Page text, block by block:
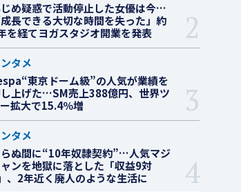
め疑惑で活動停止した女優は今…
成長できる大切な時間を失った」約
を経てヨガスタジオ開業を発表
タメ
東京ドーム級”の人気が業績を
上げた…SM売上388億円、世界ツ
拡大で15.4％増
タメ
ぬ間に“10年奴隷契約”…人気マジ
ンを地獄に落とした「収益9対
、2年近く廃人のような生活に